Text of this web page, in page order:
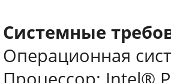
Системные
Операционная